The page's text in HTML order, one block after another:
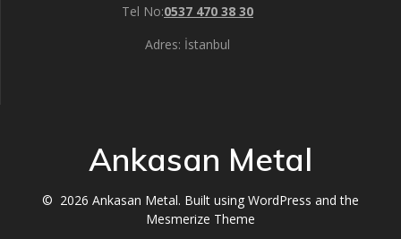
Tel No:0537 470 38 30
Adres: İstanbul
Ankasan Metal
© 2026 Ankasan Metal. Built using WordPress and the
Mesmerize Theme